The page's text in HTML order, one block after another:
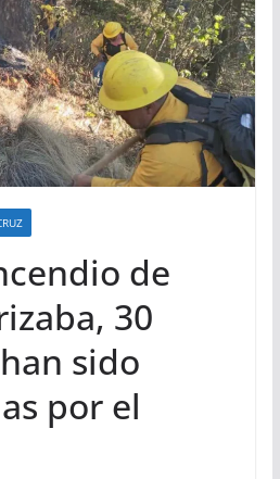
de
30
sido
por el